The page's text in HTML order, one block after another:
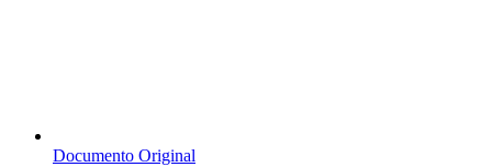
Documento Original